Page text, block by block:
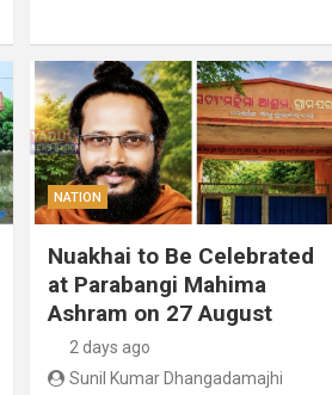
NATION
Nuakhai to Be Celebrated
at Parabangi Mahima
Ashram on 27 August
2 days ago
Sunil Kumar Dhangadamajhi